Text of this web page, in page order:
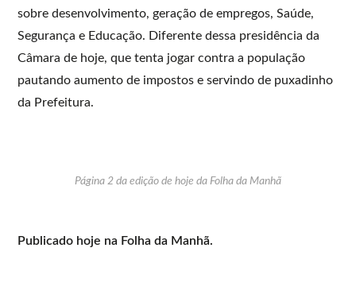
sobre desenvolvimento, geração de empregos, Saúde,
Segurança e Educação. Diferente dessa presidência da
Câmara de hoje, que tenta jogar contra a população
pautando aumento de impostos e servindo de puxadinho
da Prefeitura.
Página 2 da edição de hoje da Folha da Manhã
Publicado hoje na Folha da Manhã.